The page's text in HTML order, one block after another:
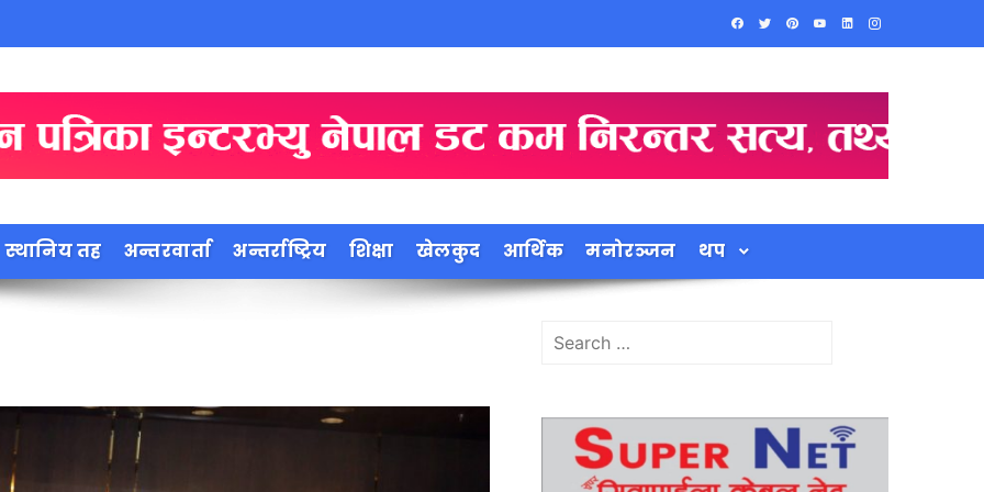
स्थानिय तह अन्तरवार्ता अन्तर्राष्ट्रिय शिक्षा खेलकुद आर्थिक मनोरञ्जन थप
Search